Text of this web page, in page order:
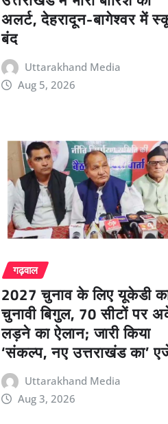
अलर्ट, देहरादून-बागेश्वर में
बंद
Uttarakhand Media
Aug 5, 2026
गढ़वाल
2027 चुनाव के लिए यूकेडी
चुनावी बिगुल, 70 सीटों पर
लड़ने का ऐलान; जारी किया
‘संकल्प, नए उत्तराखंड का’
Uttarakhand Media
Aug 3, 2026